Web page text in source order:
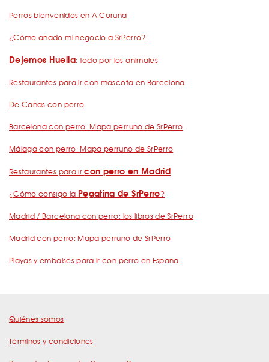
Perros bienvenidos en A Coruña
¿Cómo añado mi negocio a SrPerro?
Dejemos Huella: todo por los animales
Restaurantes para ir con mascota en Barcelona
De Cañas con perro
Barcelona con perro: Mapa perruno de SrPerro
Málaga con perro: Mapa perruno de SrPerro
Restaurantes para ircon perro en Madrid
¿Cómo consigo la Pegatina de SrPerro?
Madrid / Barcelona con perro: los libros de SrPerro
Madrid con perro: Mapa perruno de SrPerro
Playas y embalses para ir con perro en España
Quiénes somos
Términos y condiciones